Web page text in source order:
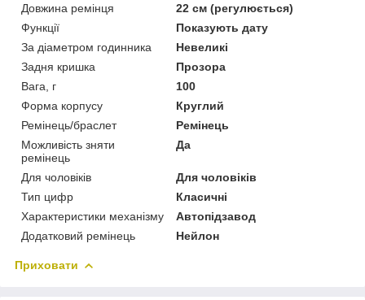
Довжина ремінця
22 см (регулюється)
Функції
Показують дату
За діаметром годинника
Невеликі
Задня кришка
Прозора
Вага, г
100
Форма корпусу
Круглий
Ремінець/браслет
Ремінець
Можливість зняти
ремінець
Да
Для чоловіків
Для чоловіків
Тип цифр
Класичні
Характеристики механізму
Автопідзавод
Додатковий ремінець
Нейлон
Приховати